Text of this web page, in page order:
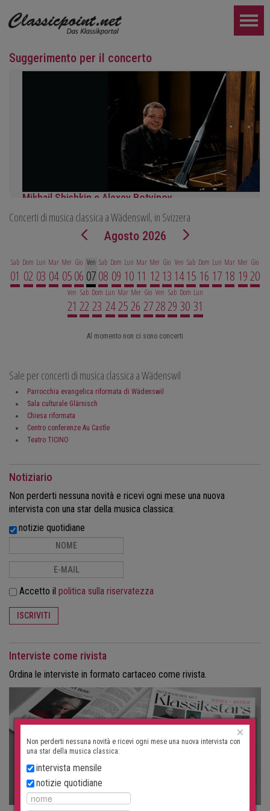
Suggerimento per il concerto
Mikhail Shishkin e Alexey Botvinov
Mikhail Shishkin - Lettura, discussione e Alexey Botvinov -
Domenica 16 agosto 2026, ore 10:30, Hotel Hammer (Svizzera)
Concerti di musica classica a Wädenswil, in Svizzera
Agosto 2026
Sab
01
Dom
02
Lun
03
Mar
04
Mer
05
Gio
06
Ven
07
Sab
08
Dom
09
Lun
10
Mar
11
Mer
12
Gio
13
Ven
14
Sab
15
Dom
16
Lun
17
Mar
18
Mer
19
Gio
20
Ven
21
Sab
22
Dom
23
Lun
24
Mar
25
Mer
26
Gio
27
Ven
28
Sab
29
Dom
30
Lun
31
Al momento non ci sono concerti
Sale per concerti di musica classica a Wädenswil
Parrocchia evangelica riformata di Wädenswil
Sala culturale Glärnisch
Chiesa riformata
Centro conferenze Au Castle
Teatro TICINO
Notiziario
Non perderti nessuna novità e ricevi ogni mese una nuova
intervista con una star della musica classica:
notizie quotidiane
Accetto il politica sulla riservatezza
ISCRIVITI
Interviste come rivista
Ordina le interviste in formato cartaceo come rivista.
×
Non perderti nessuna novità e ricevi ogni mese una nuova intervista con
una star della musica classica:
intervista mensile
notizie quotidiane